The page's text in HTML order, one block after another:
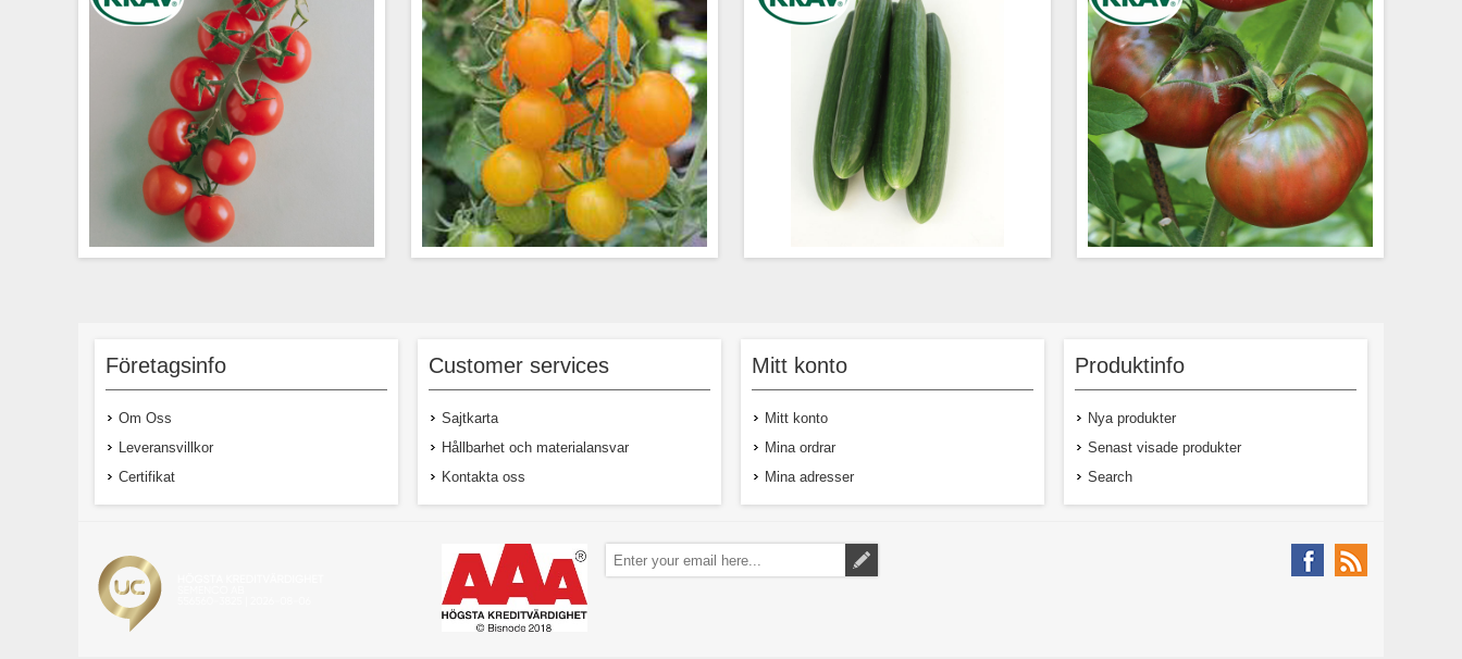
tomater med hög sötma. Zuckertraube
har långa, förgrenade klasar. Den här
godistomaten på ca 15-20 gram är en
Den har bra motståndskraft mot mjöldagg
och behöver bindas upp. KRAV-märkt
ekologiskt frö.
rödsvart färg och ett mörkrött fruktkött.
Sorten har en djup och mycket god smak
som inte gör dig besviken! Fruktvikt ca
Företagsinfo
Om Oss
Leveransvillkor
Certifikat
Customer services
Sajtkarta
Hållbarhet och materialansvar
Kontakta oss
Mitt konto
Mitt konto
Mina ordrar
Mina adresser
Produktinfo
Nya produkter
Senast visade produkter
Search